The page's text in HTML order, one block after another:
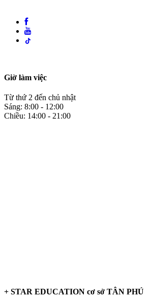
Giờ làm việc
Từ thứ 2 đến chủ nhật
Sáng: 8:00 - 12:00
Chiều: 14:00 - 21:00
+ STAR EDUCATION cơ sở TÂN PHÚ